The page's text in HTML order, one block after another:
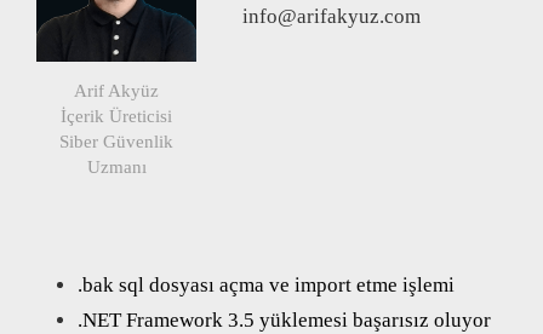
Arif Akyüz
İçerik Üreticisi
Siber Güvenlik
Uzmanı
info@arifakyuz.com
.bak sql dosyası açma ve import etme işlemi
.NET Framework 3.5 yüklemesi başarısız oluyor